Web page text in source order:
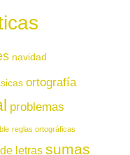
navidad
ortografía
problemas
reglas ortográficas
letras sumas